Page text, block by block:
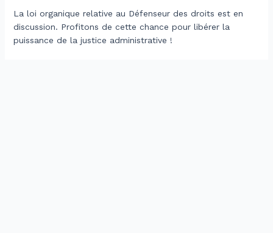
La loi organique relative au Défenseur des droits est en
discussion. Profitons de cette chance pour libérer la
puissance de la justice administrative !